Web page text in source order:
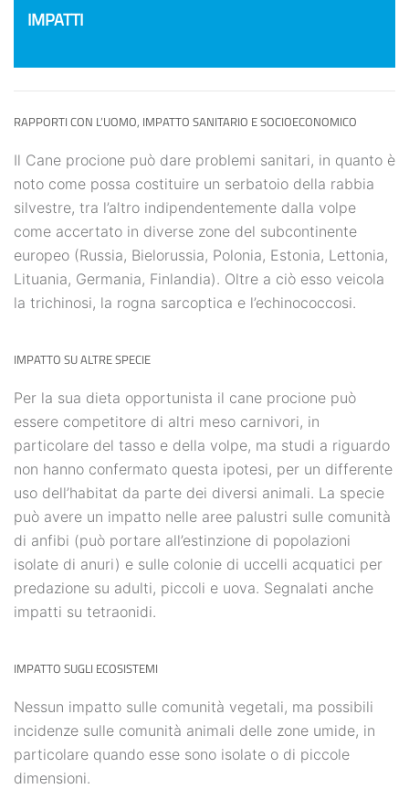
IMPATTI
RAPPORTI CON L’UOMO, IMPATTO SANITARIO E SOCIOECONOMICO
Il Cane procione può dare problemi sanitari, in quanto è
noto come possa costituire un serbatoio della rabbia
silvestre, tra l’altro indipendentemente dalla volpe
come accertato in diverse zone del subcontinente
europeo (Russia, Bielorussia, Polonia, Estonia, Lettonia,
Lituania, Germania, Finlandia). Oltre a ciò esso veicola
la trichinosi, la rogna sarcoptica e l’echinococcosi.
IMPATTO SU ALTRE SPECIE
Per la sua dieta opportunista il cane procione può
essere competitore di altri meso carnivori, in
particolare del tasso e della volpe, ma studi a riguardo
non hanno confermato questa ipotesi, per un differente
uso dell’habitat da parte dei diversi animali. La specie
può avere un impatto nelle aree palustri sulle comunità
di anfibi (può portare all’estinzione di popolazioni
isolate di anuri) e sulle colonie di uccelli acquatici per
predazione su adulti, piccoli e uova. Segnalati anche
impatti su tetraonidi.
IMPATTO SUGLI ECOSISTEMI
Nessun impatto sulle comunità vegetali, ma possibili
incidenze sulle comunità animali delle zone umide, in
particolare quando esse sono isolate o di piccole
dimensioni.